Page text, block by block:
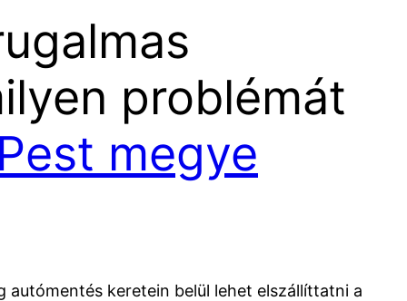
problémát
megye
keretein belül lehet elszállíttatni a